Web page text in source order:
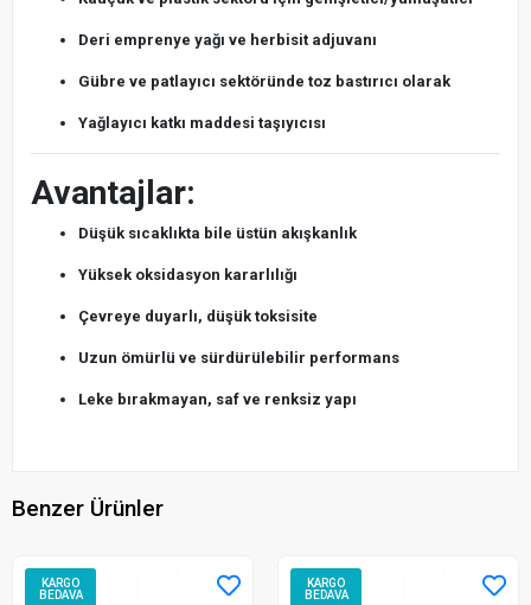
Deri emprenye yağı ve herbisit adjuvanı
Gübre ve patlayıcı sektöründe toz bastırıcı olarak
Yağlayıcı katkı maddesi taşıyıcısı
Avantajlar:
Düşük sıcaklıkta bile üstün akışkanlık
Yüksek oksidasyon kararlılığı
Çevreye duyarlı, düşük toksisite
Uzun ömürlü ve sürdürülebilir performans
Leke bırakmayan, saf ve renksiz yapı
Benzer Ürünler
KARGO
BEDAVA
KARGO
BEDAVA